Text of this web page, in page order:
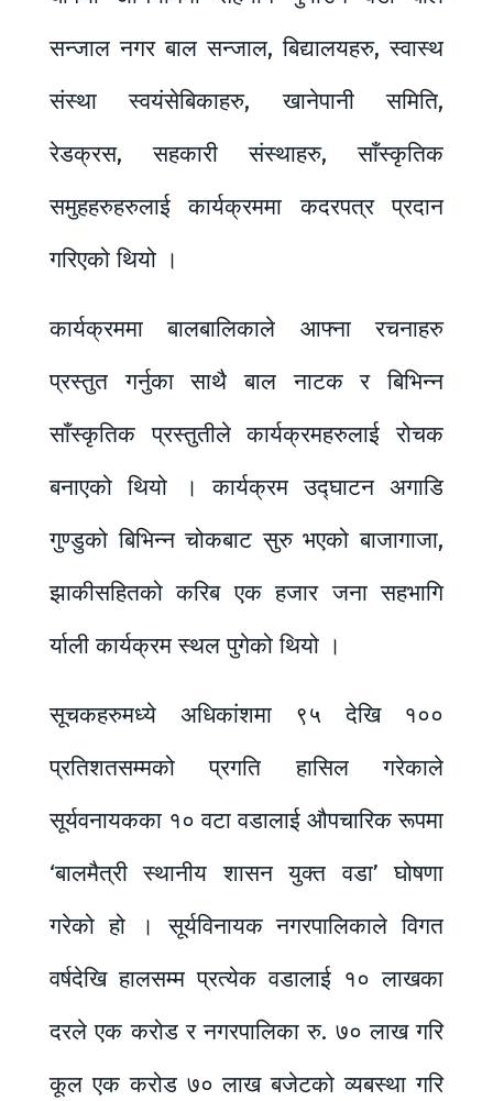
सन्जाल नगर बाल सन्जाल, बिद्यालयहरु, स्वास्थ
संस्था स्वयंसेबिकाहरु, खानेपानी समिति,
रेडक्रस, सहकारी संस्थाहरु, साँस्कृतिक
समुहहरुहरुलाई कार्यक्रममा कदरपत्र प्रदान
गरिएको थियो ।
कार्यक्रममा बालबालिकाले आफ्ना रचनाहरु
प्रस्तुत गर्नुका साथै बाल नाटक र बिभिन्न
साँस्कृतिक प्रस्तुतीले कार्यक्रमहरुलाई रोचक
बनाएको थियो । कार्यक्रम उद्घाटन अगाडि
गुण्डुको बिभिन्न चोकबाट सुरु भएको बाजागाजा,
झाकीसहितको करिब एक हजार जना सहभागि
र्याली कार्यक्रम स्थल पुगेको थियो ।
सूचकहरुमध्ये अधिकांशमा ९५ देखि १००
प्रतिशतसम्मको प्रगति हासिल गरेकाले
सूर्यवनायकका १० वटा वडालाई औपचारिक रूपमा
‘बालमैत्री स्थानीय शासन युक्त वडा’ घोषणा
गरेको हो । सूर्यविनायक नगरपालिकाले विगत
वर्षदेखि हालसम्म प्रत्येक वडालाई १० लाखका
दरले एक करोड र नगरपालिका रु. ७० लाख गरि
कूल एक करोड ७० लाख बजेटको व्यबस्था गरि